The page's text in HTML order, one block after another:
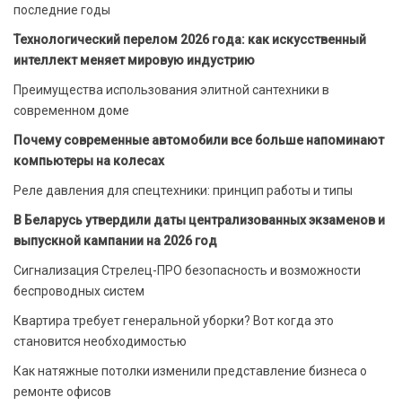
последние годы
Технологический перелом 2026 года: как искусственный
интеллект меняет мировую индустрию
Преимущества использования элитной сантехники в
современном доме
Почему современные автомобили все больше напоминают
компьютеры на колесах
Реле давления для спецтехники: принцип работы и типы
В Беларусь утвердили даты централизованных экзаменов и
выпускной кампании на 2026 год
Сигнализация Стрелец-ПРО безопасность и возможности
беспроводных систем
Квартира требует генеральной уборки? Вот когда это
становится необходимостью
Как натяжные потолки изменили представление бизнеса о
ремонте офисов